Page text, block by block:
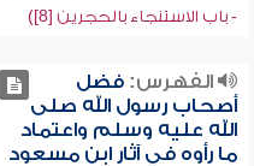
- باب الاستنجاء بالحجرين [8])
الفهرس:فضل
أصحاب رسول الله صلى
الله عليه وسلم واعتماد
ما رأوه في آثار ابن مسعود